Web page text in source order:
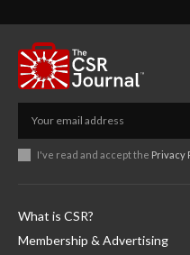
I've read and accept the Privacy
What is CSR?
Membership & Advertising